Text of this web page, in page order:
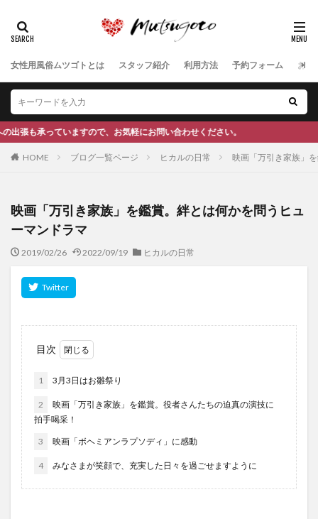
女性用風俗ムツゴトとは スタッフ紹介 利用方法 予約フォーム お客
気軽にお問い合わせください。
HOME ブログ一覧ページ ヒカルの日常 映画「万引き家族」
映画「万引き家族」を鑑賞。絆とは何かを問うヒュ
ーマンドラマ
2019/02/26 2022/09/19 ヒカルの日常
目次
1 3月3日はお雛祭り
2
映画「万引き家族」を鑑賞。役者さんたちの迫真の演技に
拍手喝采！
3 映画「ボヘミアンラプソディ」に感動
4 みなさまが笑顔で、充実した日々を過ごせますように